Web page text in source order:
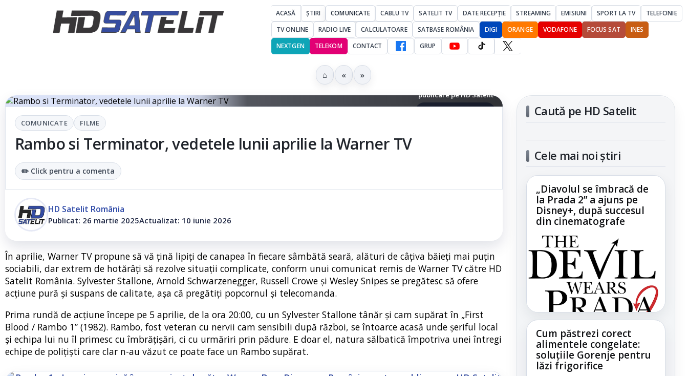
ACASĂ ȘTIRI COMUNICATE CABLU TV SATELIT TV DATE RECEPȚIE STREAMING EMISIUNI SPORT LA TV
TELEFONIE
TV ONLINE
RADIO LIVE CALCULATOARE SATBASE ROMÂNIA DIGI ORANGE VODAFONE FOCUS SAT
INES
NEXTGEN
TELEKOM CONTACT GRUP
⌂ « »
Rambo 3 - Imagine remisă în comunicat de către Warner Bros Discovery România pentru
publicare pe HD Satelit
COMUNICATE FILME
Rambo si Terminator, vedetele lunii aprilie la Warner TV
✏️ Click pentru a comenta
HD Satelit România
Publicat: 26 martie 2025Actualizat: 10 iunie 2026
În aprilie, Warner TV propune să vă țină lipiți de canapea în fiecare sâmbătă seară, alături de câțiva băieți mai puțin
sociabili, dar extrem de hotărâți să rezolve situații complicate, conform unui comunicat remis de Warner TV către HD
Satelit România. Sylvester Stallone, Arnold Schwarzenegger, Russell Crowe și Wesley Snipes se pregătesc să ofere
acțiune pură și suspans de calitate, așa că pregătiți popcornul și telecomanda.
Prima rundă de acțiune începe pe 5 aprilie, de la ora 20:00, cu un Sylvester Stallone tânăr și cam supărat în „First
Blood / Rambo 1” (1982). Rambo, fost veteran cu nervii cam sensibili după război, se întoarce acasă unde șeriful local
și echipa lui nu îl primesc cu îmbrățișări, ci cu urmăriri prin pădure. E doar el, natura sălbatică împotriva unei întregi
echipe de polițiști care clar n-au văzut ce poate face un Rambo supărat.
Caută pe HD Satelit
Cele mai noi știri
„Diavolul se îmbracă de
la Prada 2” a ajuns pe
Disney+, după succesul
din cinematografe
Cum păstrezi corect
alimentele congelate:
soluțiile Gorenje pentru
lăzi frigorifice